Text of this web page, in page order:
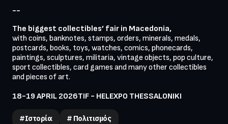
--
The biggest collectibles’ fair in Macedonia,
with coins, banknotes, stamps, orders, minerals, medals,
postcards, books, toys, watches, comics, phonecards,
paintings, sculptures, militaria, vintage objects, pop culture,
sport collectibles, card games and many other collectibles
and pieces of art.
18-19 APRIL 2026TIF - HELEXPO THESSALONIKI
#Ιστορία # Πολιτισμός